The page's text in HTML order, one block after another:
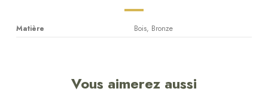
Matière Bois, Bronze
Vous aimerez aussi